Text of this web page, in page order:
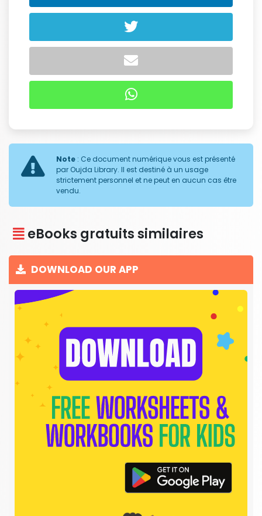
Note : Ce document numérique vous est présenté
par Oujda Library. Il est destiné à un usage
strictement personnel et ne peut en aucun cas être
vendu.
eBooks gratuits similaires
DOWNLOAD OUR APP